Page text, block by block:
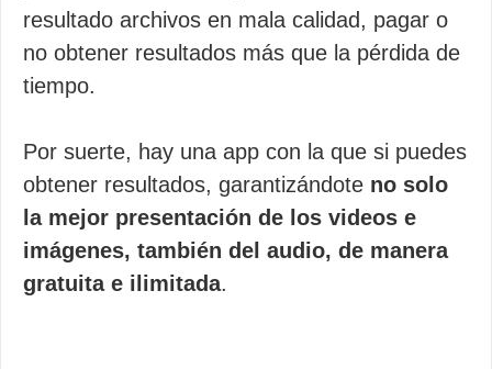
resultado archivos en mala calidad, pagar o
no obtener resultados más que la pérdida de
tiempo.
Por suerte, hay una app con la que si puedes
obtener resultados, garantizándote no solo
la mejor presentación de los videos e
imágenes, también del audio, de manera
gratuita e ilimitada.